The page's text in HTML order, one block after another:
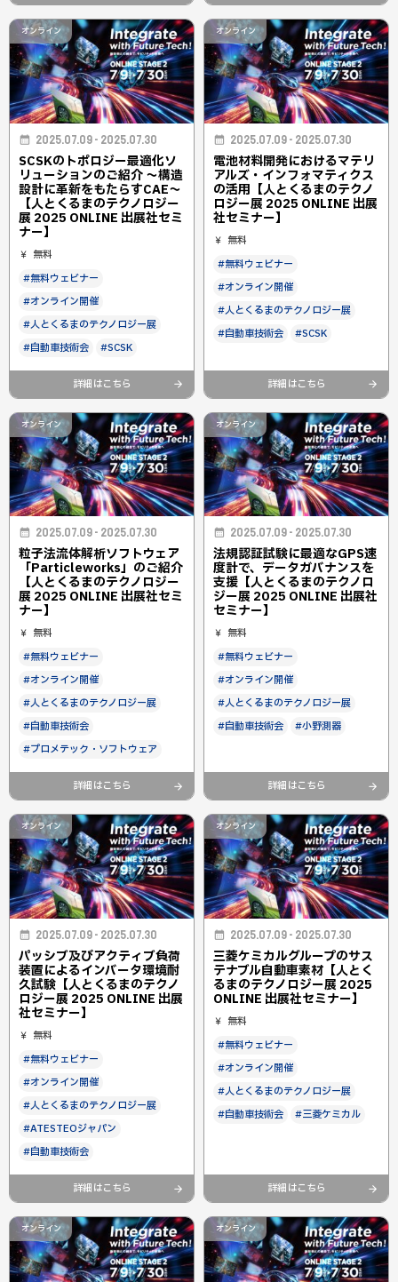
オンライン
2025.07.09 - 2025.07.30
SCSKのトポロジー最適化ソ
リューションのご紹介 ～構造
設計に革新をもたらすCAE～
【人とくるまのテクノロジー
展 2025 ONLINE 出展社セミ
ナー】
無料
#無料ウェビナー
#オンライン開催
#人とくるまのテクノロジー展
#自動車技術会
#SCSK
詳細はこちら
オンライン
2025.07.09 - 2025.07.30
電池材料開発におけるマテリ
アルズ・インフォマティクス
の活用【人とくるまのテクノ
ロジー展 2025 ONLINE 出展
社セミナー】
無料
#無料ウェビナー
#オンライン開催
#人とくるまのテクノロジー展
#自動車技術会
#SCSK
詳細はこちら
オンライン
2025.07.09 - 2025.07.30
粒子法流体解析ソフトウェア
「Particleworks」のご紹介
【人とくるまのテクノロジー
展 2025 ONLINE 出展社セミ
ナー】
無料
#無料ウェビナー
#オンライン開催
#人とくるまのテクノロジー展
#自動車技術会
#プロメテック・ソフトウェア
詳細はこちら
オンライン
2025.07.09 - 2025.07.30
法規認証試験に最適なGPS速
度計で、データガバナンスを
支援【人とくるまのテクノロ
ジー展 2025 ONLINE 出展社
セミナー】
無料
#無料ウェビナー
#オンライン開催
#人とくるまのテクノロジー展
#自動車技術会
#小野測器
詳細はこちら
オンライン
2025.07.09 - 2025.07.30
パッシブ及びアクティブ負荷
装置によるインバータ環境耐
久試験【人とくるまのテクノ
ロジー展 2025 ONLINE 出展
社セミナー】
無料
#無料ウェビナー
#オンライン開催
#人とくるまのテクノロジー展
#ATESTEOジャパン
#自動車技術会
詳細はこちら
オンライン
2025.07.09 - 2025.07.30
三菱ケミカルグループのサス
テナブル自動車素材【人とく
るまのテクノロジー展 2025
ONLINE 出展社セミナー】
無料
#無料ウェビナー
#オンライン開催
#人とくるまのテクノロジー展
#自動車技術会
#三菱ケミカル
詳細はこちら
オンライン オンライン